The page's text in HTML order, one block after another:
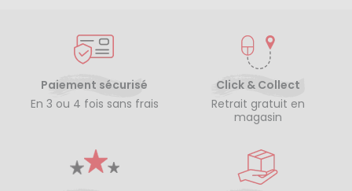
Paiement sécurisé
En 3 ou 4 fois sans frais
Click & Collect
Retrait gratuit en
magasin